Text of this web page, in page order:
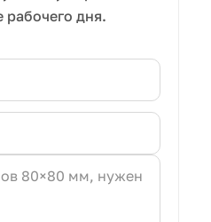
рабочего дня.